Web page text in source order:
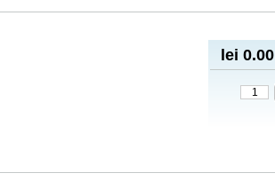
lei 0.00